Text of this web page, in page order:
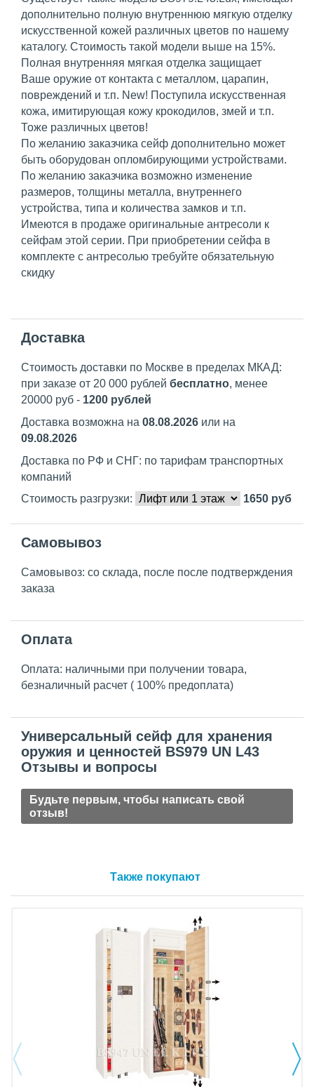
дополнительно полную внутреннюю мягкую отделку
искусственной кожей различных цветов по нашему
каталогу. Стоимость такой модели выше на 15%.
Полная внутренняя мягкая отделка защищает
Ваше оружие от контакта с металлом, царапин,
повреждений и т.п. New! Поступила искусственная
кожа, имитирующая кожу крокодилов, змей и т.п.
Тоже различных цветов!
По желанию заказчика сейф дополнительно может
быть оборудован опломбирующими устройствами.
По желанию заказчика возможно изменение
размеров, толщины металла, внутреннего
устройства, типа и количества замков и т.п.
Имеются в продаже оригинальные антресоли к
сейфам этой серии. При приобретении сейфа в
комплекте с антресолью требуйте обязательную
скидку
Доставка
Стоимость доставки по Москве в пределах МКАД:
при заказе от 20 000 рублей бесплатно, менее
20000 руб - 1200 рублей
Доставка возможна на 08.08.2026 или на
09.08.2026
Доставка по РФ и СНГ: по тарифам транспортных
компаний
Стоимость разгрузки:
1650 руб
Самовывоз
Самовывоз: со склада, после после подтверждения
заказа
Оплата
Оплата: наличными при получении товара,
безналичный расчет ( 100% предоплата)
Универсальный сейф для хранения
оружия и ценностей BS979 UN L43
Отзывы и вопросы
Будьте первым, чтобы написать свой
отзыв!
Также покупают